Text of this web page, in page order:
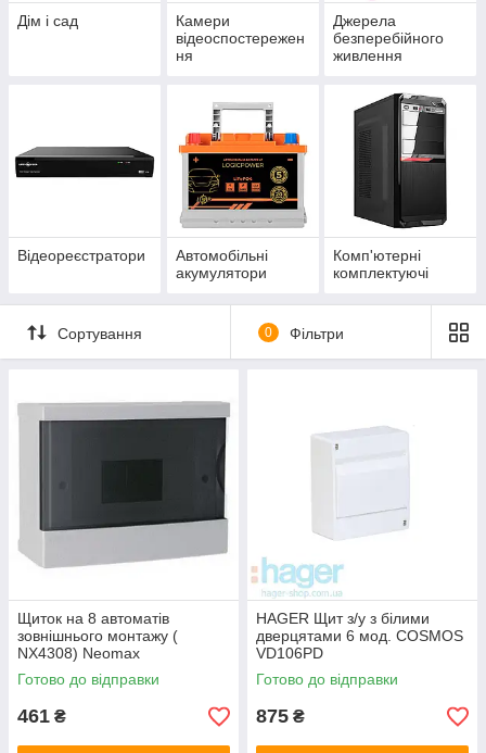
Дім і сад
Камери
відеоспостережен
ня
Джерела
безперебійного
живлення
Відеореєстратори
Автомобільні
акумулятори
Комп'ютерні
комплектуючі
Сортування 0 Фільтри
Щиток на 8 автоматів
зовнішнього монтажу (
NX4308) Neomax
Готово до відправки
461 ₴
HAGER Щит з/у з білими
дверцятами 6 мод. COSMOS
VD106PD
Готово до відправки
875 ₴